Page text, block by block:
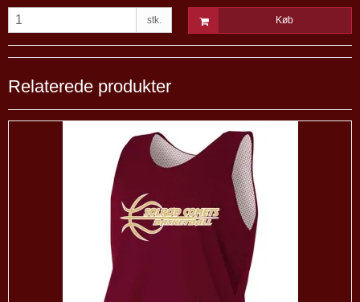
stk. Køb
Relaterede produkter